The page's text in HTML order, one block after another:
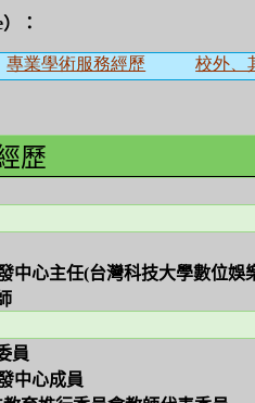
）：
專業學術服務經歷 校外、
歷
中心主任(台灣科技大學數位娛
員
中心成員